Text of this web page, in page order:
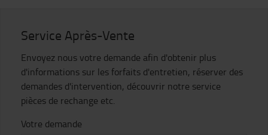
Service Après-Vente
Envoyez nous votre demande afin d'obtenir plus
d'informations sur les forfaits d'entretien, réserver des
demandes d'intervention, découvrir notre service
pièces de rechange etc.
Votre demande